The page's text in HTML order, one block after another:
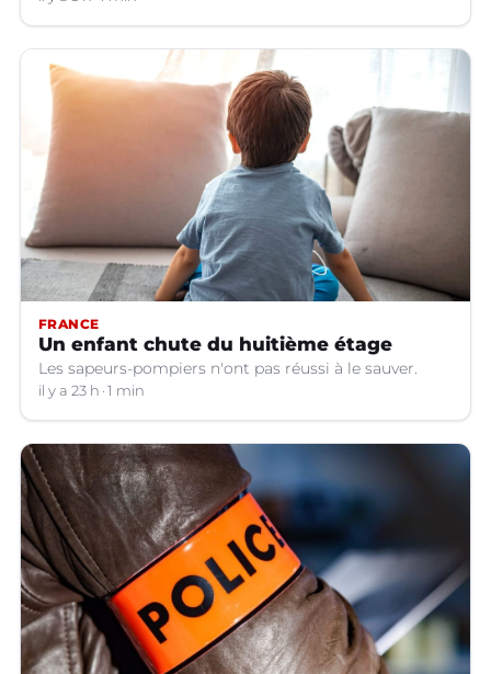
FRANCE
Un enfant chute du huitième étage
Les sapeurs-pompiers n'ont pas réussi à le sauver.
il y a 23 h 1 min